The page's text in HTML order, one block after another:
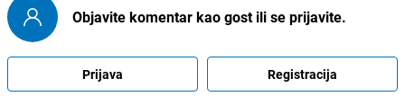
Objavite komentar kao gost ili se prijavite.
Prijava Registracija